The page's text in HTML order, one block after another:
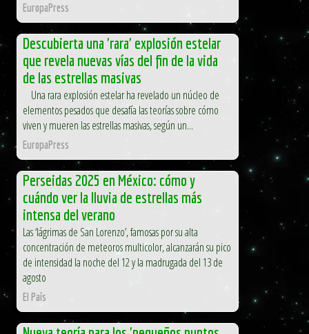
EuropaPress
Descubierta una 'rara' explosión estelar
que revela nuevas vías del fin de la vida
de las estrellas masivas
Una rara explosión estelar ha revelado un núcleo de
elementos pesados que desafía las teorías sobre cómo
viven y mueren las estrellas masivas, según un...
EuropaPress
Perseidas 2025 en México: cómo y
cuándo ver la lluvia de estrellas más
intensa del verano
Las ‘lágrimas de San Lorenzo’, famosas por su alta
concentración de meteoros multicolor, alcanzarán su pico
de intensidad la noche del 12 y la madrugada del 13 de
agosto
El País